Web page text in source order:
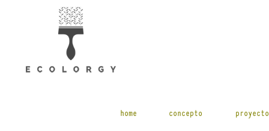
home concepto